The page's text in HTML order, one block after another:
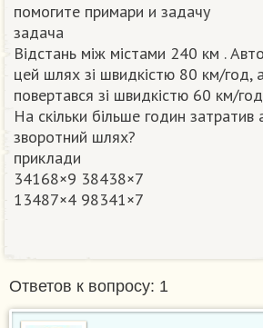
помогите примари и задачу
задача
Відстань між містами 240 км .
цей шлях зі швидкістю 80 км/год,
повертався зі швидкістю 60 км/
На скільки більше годин затратив
зворотний шлях?
приклади
34168×9 38438×7
13487×4 98341×7
Ответов к вопросу: 1